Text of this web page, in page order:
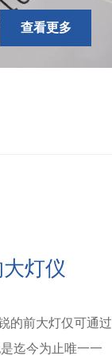
查看更多
灯仪
的前大灯仅可通过
迄今为止唯一一